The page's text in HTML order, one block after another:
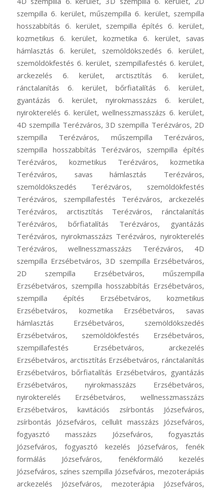
szempilla 6. kerület, műszempilla 6. kerület, szempilla
hosszabbítás 6. kerület, szempilla építés 6. kerület,
kozmetikus 6. kerület, kozmetika 6. kerület, savas
hámlasztás 6. kerület, szemöldökszedés 6. kerület,
szemöldökfestés 6. kerület, szempillafestés 6. kerület,
arckezelés 6. kerület, arctisztítás 6. kerület,
ránctalanítás 6. kerület, bőrfiatalítás 6. kerület,
gyantázás 6. kerület, nyirokmasszázs 6. kerület,
nyirokterelés 6. kerület, wellnesszmasszázs 6. kerület,
4D szempilla Terézváros, 3D szempilla Terézváros, 2D
szempilla Terézváros, műszempilla Terézváros,
szempilla hosszabbítás Terézváros, szempilla építés
Terézváros, kozmetikus Terézváros, kozmetika
Terézváros, savas hámlasztás Terézváros,
szemöldökszedés Terézváros, szemöldökfestés
Terézváros, szempillafestés Terézváros, arckezelés
Terézváros, arctisztítás Terézváros, ránctalanítás
Terézváros, bőrfiatalítás Terézváros, gyantázás
Terézváros, nyirokmasszázs Terézváros, nyirokterelés
Terézváros, wellnesszmasszázs Terézváros, 4D
szempilla Erzsébetváros, 3D szempilla Erzsébetváros,
2D szempilla Erzsébetváros, műszempilla
Erzsébetváros, szempilla hosszabbítás Erzsébetváros,
szempilla építés Erzsébetváros, kozmetikus
Erzsébetváros, kozmetika Erzsébetváros, savas
hámlasztás Erzsébetváros, szemöldökszedés
Erzsébetváros, szemöldökfestés Erzsébetváros,
szempillafestés Erzsébetváros, arckezelés
Erzsébetváros, arctisztítás Erzsébetváros, ránctalanítás
Erzsébetváros, bőrfiatalítás Erzsébetváros, gyantázás
Erzsébetváros, nyirokmasszázs Erzsébetváros,
nyirokterelés Erzsébetváros, wellnesszmasszázs
Erzsébetváros, kavitációs zsírbontás Józsefváros,
zsírbontás Józsefváros, cellulit masszázs Józsefváros,
fogyasztó masszázs Józsefváros, fogyasztás
Józsefváros, fogyasztó kezelés Józsefváros, fenék
formálás Józsefváros, fenékformáló kezelés
Józsefváros, színes szempilla Józsefváros, mezoterápiás
arckezelés Józsefváros, mezoterápia Józsefváros,